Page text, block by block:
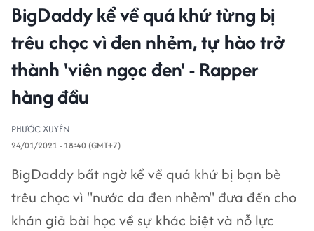
BigDaddy kể về quá khứ từng bị
trêu chọc vì đen nhẻm, tự hào trở
thành 'viên ngọc đen' - Rapper
hàng đầu
PHƯỚC XUYÊN
24/01/2021 - 18:40 (GMT+7)
BigDaddy bất ngờ kể về quá khứ bị bạn bè
trêu chọc vì "nước da đen nhẻm" đưa đến cho
khán giả bài học về sự khác biệt và nỗ lực